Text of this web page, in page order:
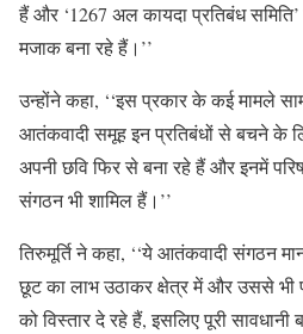
हैं और ‘1267 अल कायदा प्रतिबंध
मजाक बना रहे हैं।’’
उन्होंने कहा, ‘‘इस प्रकार के कई मामले
आतंकवादी समूह इन प्रतिबंधों से बचने के
अपनी छवि फिर से बना रहे हैं और इनमें
संगठन भी शामिल हैं।’’
तिरुमूर्ति ने कहा, ‘‘ये आतंकवादी संगठन
छूट का लाभ उठाकर क्षेत्र में और उससे भी
को विस्तार दे रहे हैं, इसलिए पूरी